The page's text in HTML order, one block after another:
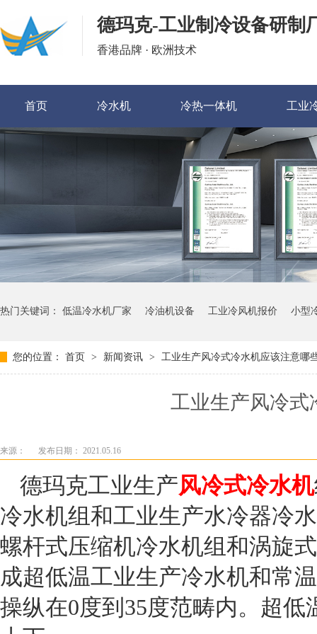
德玛克-工业制冷设备研制
香港品牌 · 欧洲技术
首页 冷水机 冷热一体机 工业
热门关键词： 低温冷水机厂家 冷油机设备 工业冷风机报价 小型
您的位置： 首页 > 新闻资讯 > 工业生产风冷式冷水机应该注意哪
工业生产风冷式
来源： 发布日期： 2021.05.16
德玛克工业生产风冷式冷水机
冷水机组和工业生产水冷器冷
螺杆式压缩机冷水机组和涡旋
成超低温工业生产冷水机和常
操纵在0度到 35度范畴内。超低